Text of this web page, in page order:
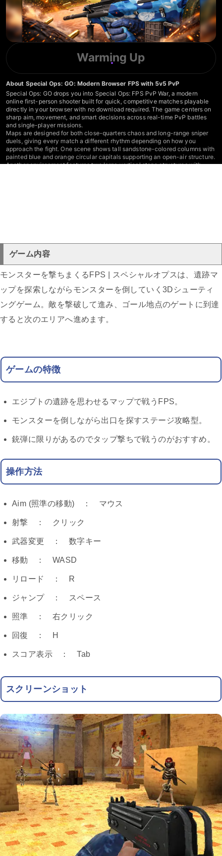
ゲーム内容
モンスターを撃ちまくるFPS | スペシャルオプスは、遺跡マ
ップを探索しながらモンスターを倒していく3Dシューティ
ングゲーム。敵を撃破して進み、ゴール地点のゲートに到達
すると次のエリアへ進めます。
ゲームの特徴
エジプトの遺跡を思わせるマップで戦うFPS。
モンスターを倒しながら出口を探すステージ攻略型。
銃弾に限りがあるのでタップ撃ちで戦うのがおすすめ。
操作方法
Aim (照準の移動) ： マウス
射撃 ： クリック
武器変更 ： 数字キー
移動 ： WASD
リロード ： R
ジャンプ ： スペース
照準 ： 右クリック
回復 ： H
スコア表示 ： Tab
スクリーンショット